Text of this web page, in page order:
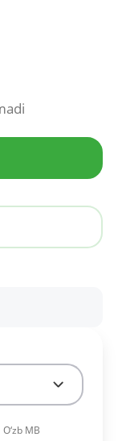
O‘zb MB